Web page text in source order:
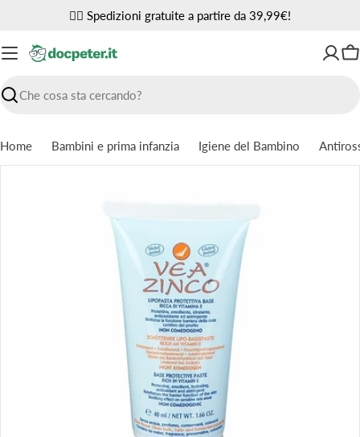
contenuto
✌🏼 Spedizioni gratuite a partire da 39,99€!
Ricerca
Home Bambini e prima infanzia Igiene del Bambino
Apri supporto 0 in modalità modale